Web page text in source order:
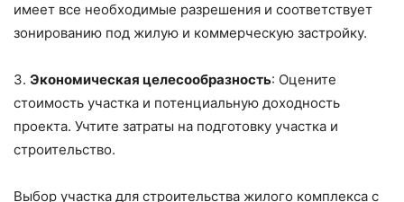
имеет все необходимые разрешения и соответствует
зонированию под жилую и коммерческую застройку.
3. Экономическая целесообразность: Оцените
стоимость участка и потенциальную доходность
проекта. Учтите затраты на подготовку участка и
строительство.
Выбор участка для строительства жилого комплекса с